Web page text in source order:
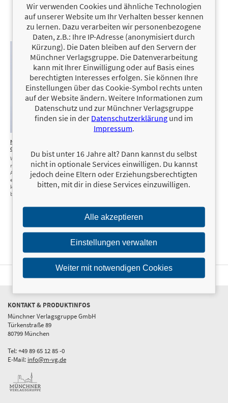
Neustart fürs
Gehirn
Wie Sie mit
neurozentrierten Übungen
Alterserscheinungen
entgegenwirken und
körperlich und geistig fit
bleiben
Kopfsache
Mit neurozentrierten
Übungen
Beschwerden in den
Gelenken, im
Schmerzen selbst
behandeln
KONTAKT & PRODUKTINFOS
Münchner Verlagsgruppe GmbH
Türkenstraße 89
80799 München
Tel: +49 89 65 12 85 -0
E-Mail: info@m-vg.de
Wir verwenden Cookies und ähnliche Technologien
auf unserer Website um Ihr Verhalten besser kennen
zu lernen. Dazu verarbeiten wir personenbezogene
Daten, z.B.: Ihre IP-Adresse (anonymisiert durch
Kürzung). Die Daten bleiben auf den Servern der
Münchner Verlagsgruppe. Die Datenverarbeitung
kann mit Ihrer Einwilligung oder auf Basis eines
berechtigten Interesses erfolgen. Sie können Ihre
Einstellungen über das Cookie-Symbol rechts unten
auf der Website ändern. Weitere Informationen zum
Datenschutz und zur Münchner Verlagsgruppe
finden sie in der Datenschutzerklärung und im
Impressum.
Du bist unter 16 Jahre alt? Dann kannst du selbst
nicht in optionale Services einwilligen. Du kannst
jedoch deine Eltern oder Erziehungsberechtigten
bitten, mit dir in diese Services einzuwilligen.
Alle akzeptieren
Einstellungen verwalten
Weiter mit notwendigen Cookies